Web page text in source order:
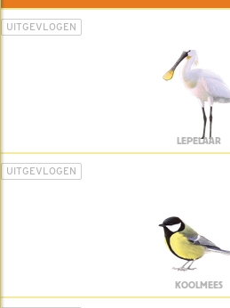
UITGEVLOGEN
LEPELAAR
UITGEVLOGEN
KOOLMEES